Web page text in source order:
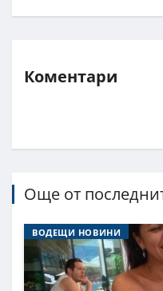
Коментари
Още от
ВОДЕЩИ НОВИНИ